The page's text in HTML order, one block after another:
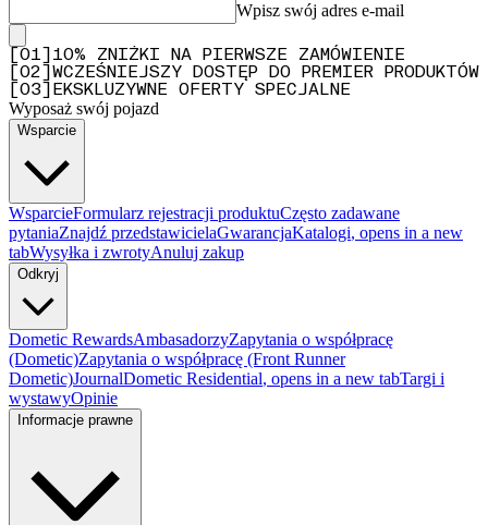
Wpisz swój adres e-mail
01
10% ZNIŻKI NA PIERWSZE ZAMÓWIENIE
02
WCZEŚNIEJSZY DOSTĘP DO PREMIER PRODUKTÓW
03 EKSKLUZYWNE OFERTY SPECJALNE
Wyposaż swój pojazd
Wsparcie
WsparcieFormularz rejestracji produktuCzęsto zadawane
pytaniaZnajdź przedstawicielaGwarancjaKatalogi, opens in a new
tabWysyłka i zwrotyAnuluj zakup
Odkryj
Dometic RewardsAmbasadorzyZapytania o współpracę
(Dometic)Zapytania o współpracę (Front Runner
Dometic)JournalDometic Residential, opens in a new tabTargi i
wystawyOpinie
Informacje prawne